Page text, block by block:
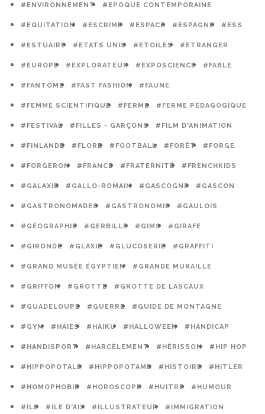
#ENVIRONNEMENT #EPOQUE CONTEMPORAINE
#EQUITATION #ESCRIME #ESPACE #ESPAGNE #ESS
#ESTUAIRE #ETATS UNIS #ETOILES #ETRANGER
#EUROPE #EXPLORATEUR #EXPOSCIENCE #FABLE
#FANTÔME #FAST FASHION #FAUNE
#FEMME SCIENTIFIQUE #FERME #FERME PÉDAGOGIQUE
#FESTIVAL #FILLES - GARÇONS #FILM D'ANIMATION
#FINLANDE #FLORE #FOOTBALL #FORÊT #FORGE
#FORGERON #FRANCE #FRATERNITÉ #FRENCHKIDS
#GALAXIE #GALLO-ROMAIN #GASCOGNE #GASCON
#GASTRONOMADES #GASTRONOMIE #GAULOIS
#GÉOGRAPHIE #GERBILLE #GIMS #GIRAFE
#GIRONDE #GLAXIE #GLUCOSERIE #GRAFFITI
#GRAND MUSÉE ÉGYPTIEN #GRANDE MURAILLE
#GRIFFON #GROTTE #GROTTE DE LASCAUX
#GUADELOUPE #GUERRE #GUIDE DE MONTAGNE
#GYM #HAIES #HAIKU #HALLOWEEN #HANDICAP
#HANDISPORT #HARCÈLEMENT #HÉRISSON #HIP HOP
#HIPPOPOTALE #HIPPOPOTAME #HISTOIRE #HITLER
#HOMOPHOBIE #HOROSCOPE #HUITRE #HUMOUR
#ILE #ILE D'AIX #ILLUSTRATEUR #IMMIGRATION